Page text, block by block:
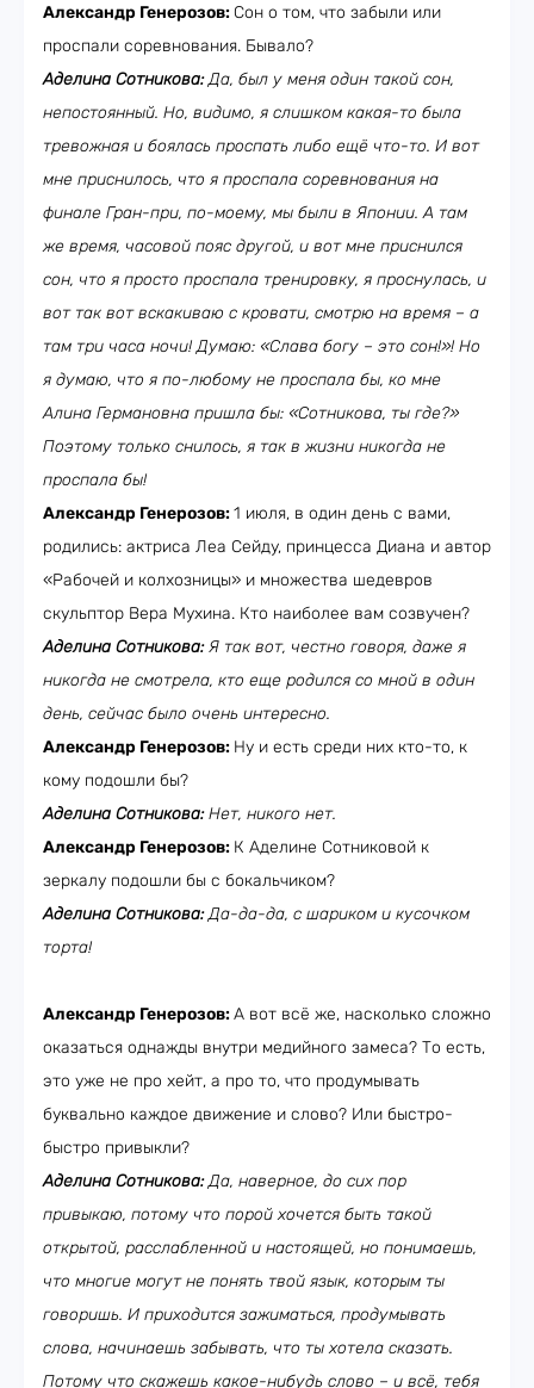
Александр Генерозов: Сон о том, что забыли или
проспали соревнования. Бывало?
Аделина Сотникова:Да, был у меня один такой сон,
непостоянный. Но, видимо, я слишком какая-то была
тревожная и боялась проспать либо ещё что-то. И вот
мне приснилось, что я проспала соревнования на
финале Гран-при, по-моему, мы были в Японии. А там
же время, часовой пояс другой, и вот мне приснился
сон, что я просто проспала тренировку, я проснулась, и
вот так вот вскакиваю с кровати, смотрю на время – а
там три часа ночи! Думаю: «Слава богу – это сон!»! Но
я думаю, что я по-любому не проспала бы, ко мне
Алина Германовна пришла бы: «Сотникова, ты где?»
Поэтому только снилось, я так в жизни никогда не
проспала бы!
Александр Генерозов:1 июля, в один день с вами,
родились: актриса Леа Сейду, принцесса Диана и автор
«Рабочей и колхозницы» и множества шедевров
скульптор Вера Мухина. Кто наиболее вам созвучен?
Аделина Сотникова:Я так вот, честно говоря, даже я
никогда не смотрела, кто еще родился со мной в один
день, сейчас было очень интересно.
Александр Генерозов: Ну и есть среди них кто-то, к
кому подошли бы?
Аделина Сотникова:Нет, никого нет.
Александр Генерозов: К Аделине Сотниковой к
зеркалу подошли бы с бокальчиком?
Аделина Сотникова:Да-да-да, с шариком и кусочком
торта!
Александр Генерозов:А вот всё же, насколько сложно
оказаться однажды внутри медийного замеса? То есть,
это уже не про хейт, а про то, что продумывать
буквально каждое движение и слово? Или быстро-
быстро привыкли?
Аделина Сотникова:Да, наверное, до сих пор
привыкаю, потому что порой хочется быть такой
открытой, расслабленной и настоящей, но понимаешь,
что многие могут не понять твой язык, которым ты
говоришь. И приходится зажиматься, продумывать
слова, начинаешь забывать, что ты хотела сказать.
Потому что скажешь какое-нибудь слово – и всё, тебя